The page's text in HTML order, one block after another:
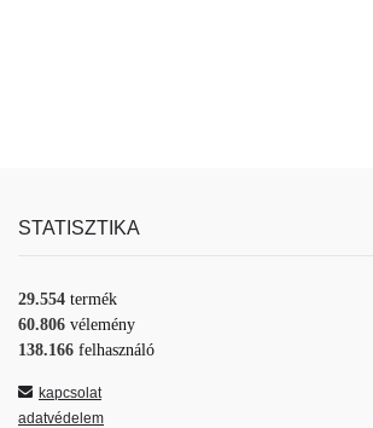
STATISZTIKA
29.554 termék
60.806 vélemény
138.166 felhasználó
kapcsolat
adatvédelem